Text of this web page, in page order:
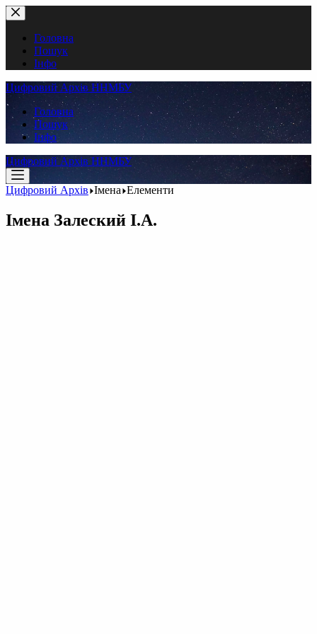
Перейти
до
вмістуГоловна
Пошук
Інфо
Цифровий Архів ННМБУ
Головна
Пошук
Інфо
Цифровий Архів ННМБУ
Цифровий Архів Імена Елементи
Імена Залеский І.А.